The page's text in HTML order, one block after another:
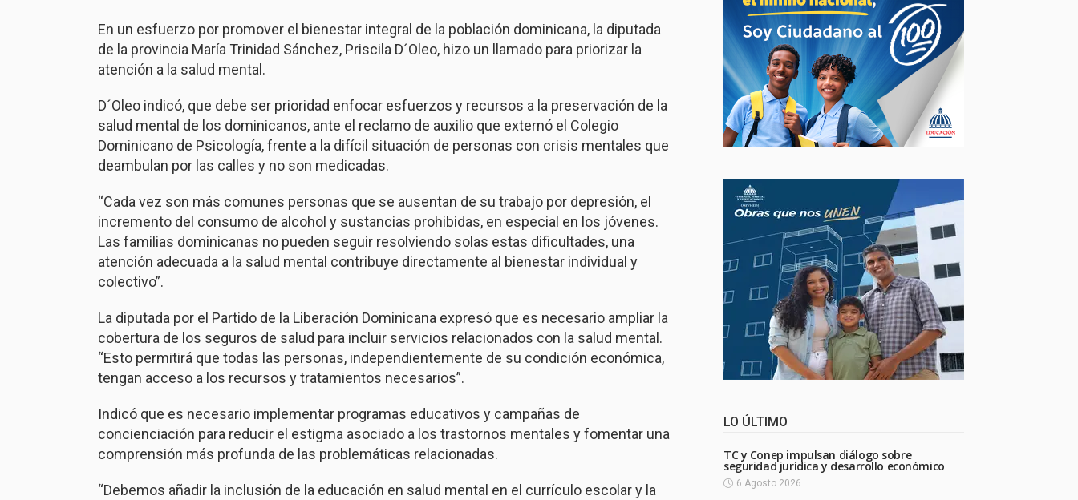
En un esfuerzo por promover el bienestar integral de la población dominicana, la diputada
de la provincia María Trinidad Sánchez, Priscila D´Oleo, hizo un llamado para priorizar la
atención a la salud mental.
D´Oleo indicó, que debe ser prioridad enfocar esfuerzos y recursos a la preservación de la
salud mental de los dominicanos, ante el reclamo de auxilio que externó el Colegio
Dominicano de Psicología, frente a la difícil situación de personas con crisis mentales que
deambulan por las calles y no son medicadas.
“Cada vez son más comunes personas que se ausentan de su trabajo por depresión, el
incremento del consumo de alcohol y sustancias prohibidas, en especial en los jóvenes.
Las familias dominicanas no pueden seguir resolviendo solas estas dificultades, una
atención adecuada a la salud mental contribuye directamente al bienestar individual y
colectivo”.
La diputada por el Partido de la Liberación Dominicana expresó que es necesario ampliar la
cobertura de los seguros de salud para incluir servicios relacionados con la salud mental.
“Esto permitirá que todas las personas, independientemente de su condición económica,
tengan acceso a los recursos y tratamientos necesarios”.
Indicó que es necesario implementar programas educativos y campañas de
concienciación para reducir el estigma asociado a los trastornos mentales y fomentar una
comprensión más profunda de las problemáticas relacionadas.
“Debemos añadir la inclusión de la educación en salud mental en el currículo escolar y la
LO ÚLTIMO
TC y Conep impulsan diálogo sobre
seguridad jurídica y desarrollo económico
6 Agosto 2026